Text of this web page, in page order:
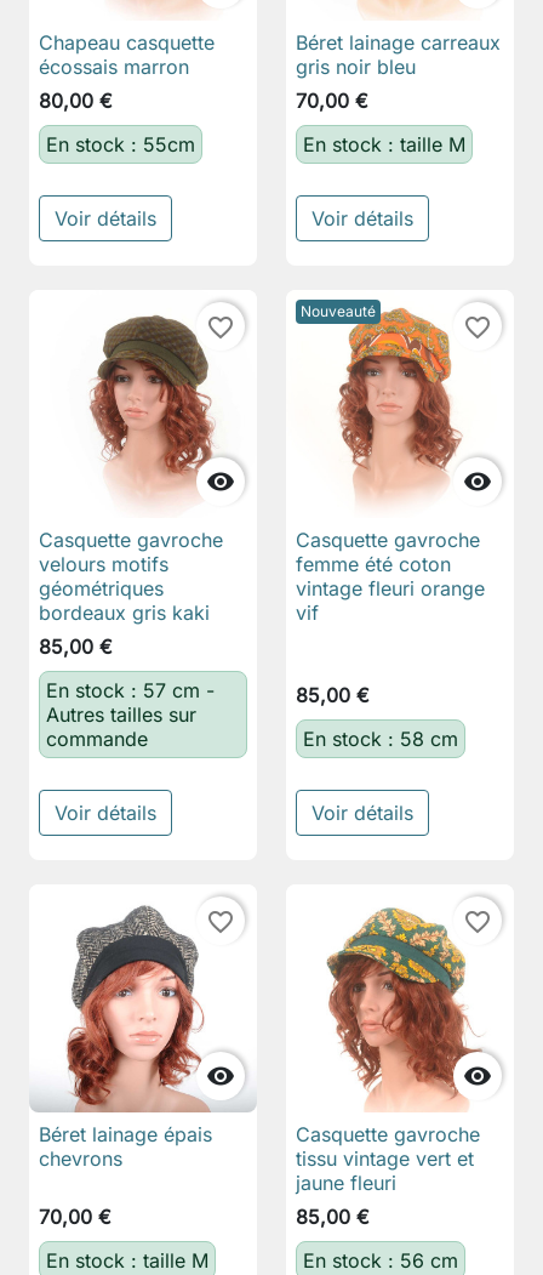
Chapeau casquette
écossais marron
80,00 €
En stock : 55cm
Voir détails
Béret lainage carreaux
gris noir bleu
70,00 €
En stock : taille M
Voir détails

favorite_border
Casquette gavroche
velours motifs
géométriques
bordeaux gris kaki
85,00 €
En stock : 57 cm -
Autres tailles sur
commande
Voir détails
Nouveauté

favorite_border
Casquette gavroche
femme été coton
vintage fleuri orange
vif
85,00 €
En stock : 58 cm
Voir détails

favorite_border
Béret lainage épais
chevrons
70,00 €
En stock : taille M

favorite_border
Casquette gavroche
tissu vintage vert et
jaune fleuri
85,00 €
En stock : 56 cm